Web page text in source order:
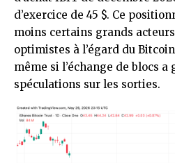
d’exercice de 45 $. Ce
moins certains grands
optimistes à l’égard du
même si l’échange de blocs a
spéculations sur les sorties.